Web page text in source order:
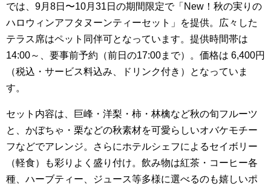
では、9月8日〜10月31日の期間限定で「New！秋の実りの
ハロウィンアフタヌーンティーセット」を提供。広々した
テラス席はペット同伴可となっています。提供時間帯は
14:00～、要事前予約（前日の17:00まで）。価格は 6,400円
（税込・サービス料込み、ドリンク付き）となっていま
す。
セット内容は、巨峰・洋梨・柿・林檎など秋の旬フルーツ
と、かぼちゃ・栗などの秋素材を可愛らしいオバケモチー
フなどでアレンジ。さらにホテルシェフによるセイボリー
（軽食）も彩りよく盛り付け。飲み物は紅茶・コーヒー各
種、ハーブティー、ジュース等多様に選べるのも嬉しいポ